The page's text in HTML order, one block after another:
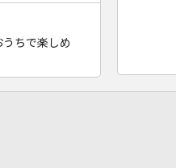
ちで楽しめ